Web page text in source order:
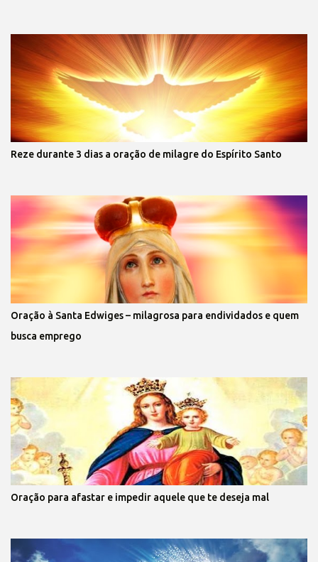
Reze durante 3 dias a oração de milagre do Espírito Santo
Oração à Santa Edwiges – milagrosa para endividados e quem
busca emprego
Oração para afastar e impedir aquele que te deseja mal